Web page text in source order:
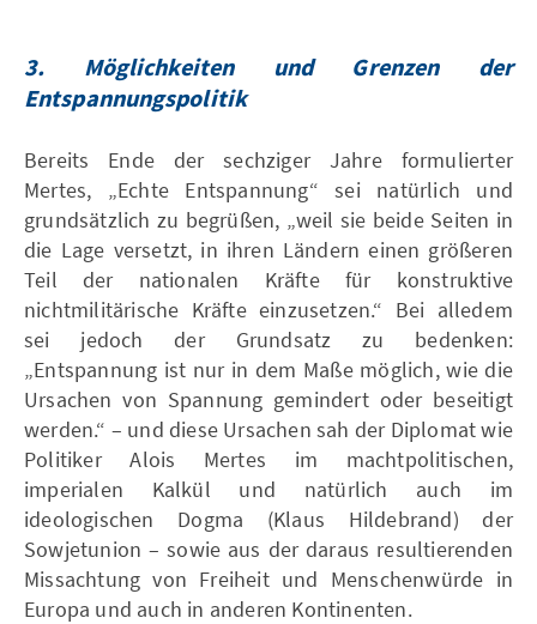
3. Möglichkeiten und Grenzen der
Entspannungspolitik
Bereits Ende der sechziger Jahre formulierter
Mertes, „Echte Entspannung“ sei natürlich und
grundsätzlich zu begrüßen, „weil sie beide Seiten in
die Lage versetzt, in ihren Ländern einen größeren
Teil der nationalen Kräfte für konstruktive
nichtmilitärische Kräfte einzusetzen.“ Bei alledem
sei jedoch der Grundsatz zu bedenken:
„Entspannung ist nur in dem Maße möglich, wie die
Ursachen von Spannung gemindert oder beseitigt
werden.“ – und diese Ursachen sah der Diplomat wie
Politiker Alois Mertes im machtpolitischen,
imperialen Kalkül und natürlich auch im
ideologischen Dogma (Klaus Hildebrand) der
Sowjetunion – sowie aus der daraus resultierenden
Missachtung von Freiheit und Menschenwürde in
Europa und auch in anderen Kontinenten.